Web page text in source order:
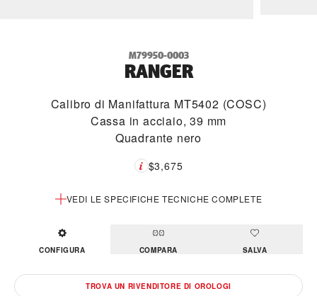
M79950-0003
RANGER
Calibro di Manifattura MT5402 (COSC)
Cassa in acciaio, 39 mm
Quadrante nero
VEDI LE SPECIFICHE TECNICHE COMPLETE
$3,675
CONFIGURA COMPARA SALVA
TROVA UN RIVENDITORE DI OROLOGI